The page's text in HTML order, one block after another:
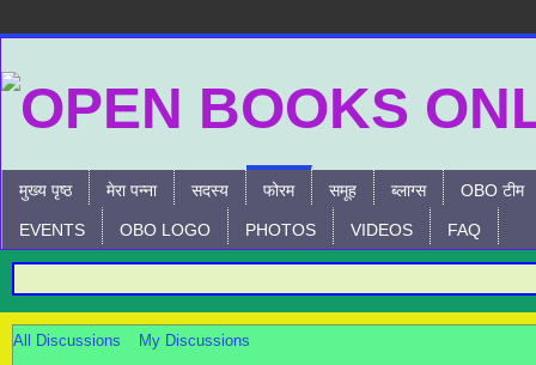
मुख्य पृष्ठ मेरा पन्ना सदस्य फोरम समूह ब्लाग्स OBO टीम
EVENTS OBO LOGO PHOTOS VIDEOS FAQ
All Discussions My Discussions